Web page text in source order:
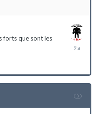
forts que sont les